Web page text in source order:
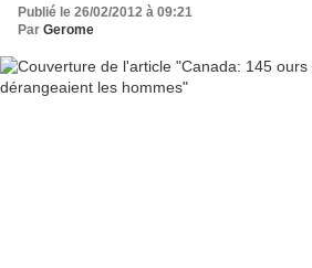
Publié le 26/02/2012 à 09:21
Par Gerome